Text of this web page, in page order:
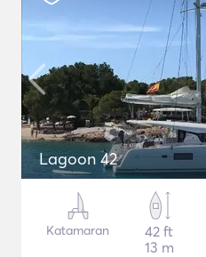
Lagoon 42
Katamaran
42 ft
13 m